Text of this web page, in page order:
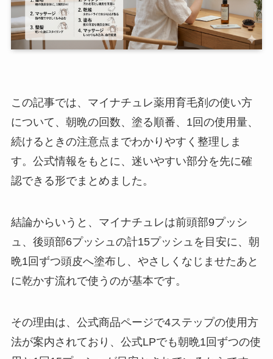
この記事では、マイナチュレ薬用育毛剤の使い方
について、朝晩の回数、塗る順番、1回の使用量、
続けるときの注意点までわかりやすく整理しま
す。公式情報をもとに、迷いやすい部分を先に確
認できる形でまとめました。
結論からいうと、マイナチュレは前頭部9プッシ
ュ、後頭部6プッシュの計15プッシュを目安に、朝
晩1回ずつ頭皮へ塗布し、やさしくなじませたあと
に乾かす流れで使うのが基本です。
その理由は、公式商品ページで4ステップの使用方
法が案内されており、公式LPでも朝晩1回ずつの使